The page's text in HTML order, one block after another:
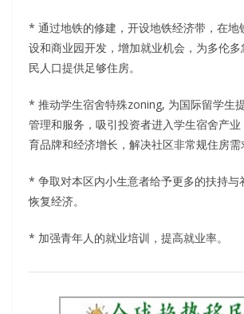
* 通过地铁的修建，开设地铁经济带，在地
设和商业园开发，增加就业机会，为多伦
民人口提供足够住房。
* 推动学生宿舍特殊zoning, 为国际留学生
管理和服务，吸引投资者进入学生宿舍产
育品牌和经济增长，解决社区非常规住房需
* 争取对本区内小生意者给予更多的扶持与
恢复经济。
* 加强青年人的就业培训，提高就业率。